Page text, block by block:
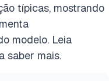
típicas, mostrando
modelo. Leia
saber mais.